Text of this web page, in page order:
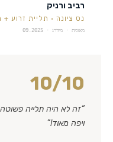
רביב ורניק
נס ציונה · תליית זרוע +
מאומת · מידרג · 09.2025
10/10
“זה לא היה תלייה
ויפה מאוד!”